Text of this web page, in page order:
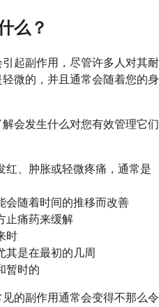
么？
起副作用，尽管许多人对其耐
微的，并且通常会随着您的身
会发生什么对您有效管理它们
红、肿胀或轻微疼痛，通常是
会随着时间的推移而改善
止痛药来缓解
时
其是在最初的几周
暂时的
的副作用通常会变得不那么令